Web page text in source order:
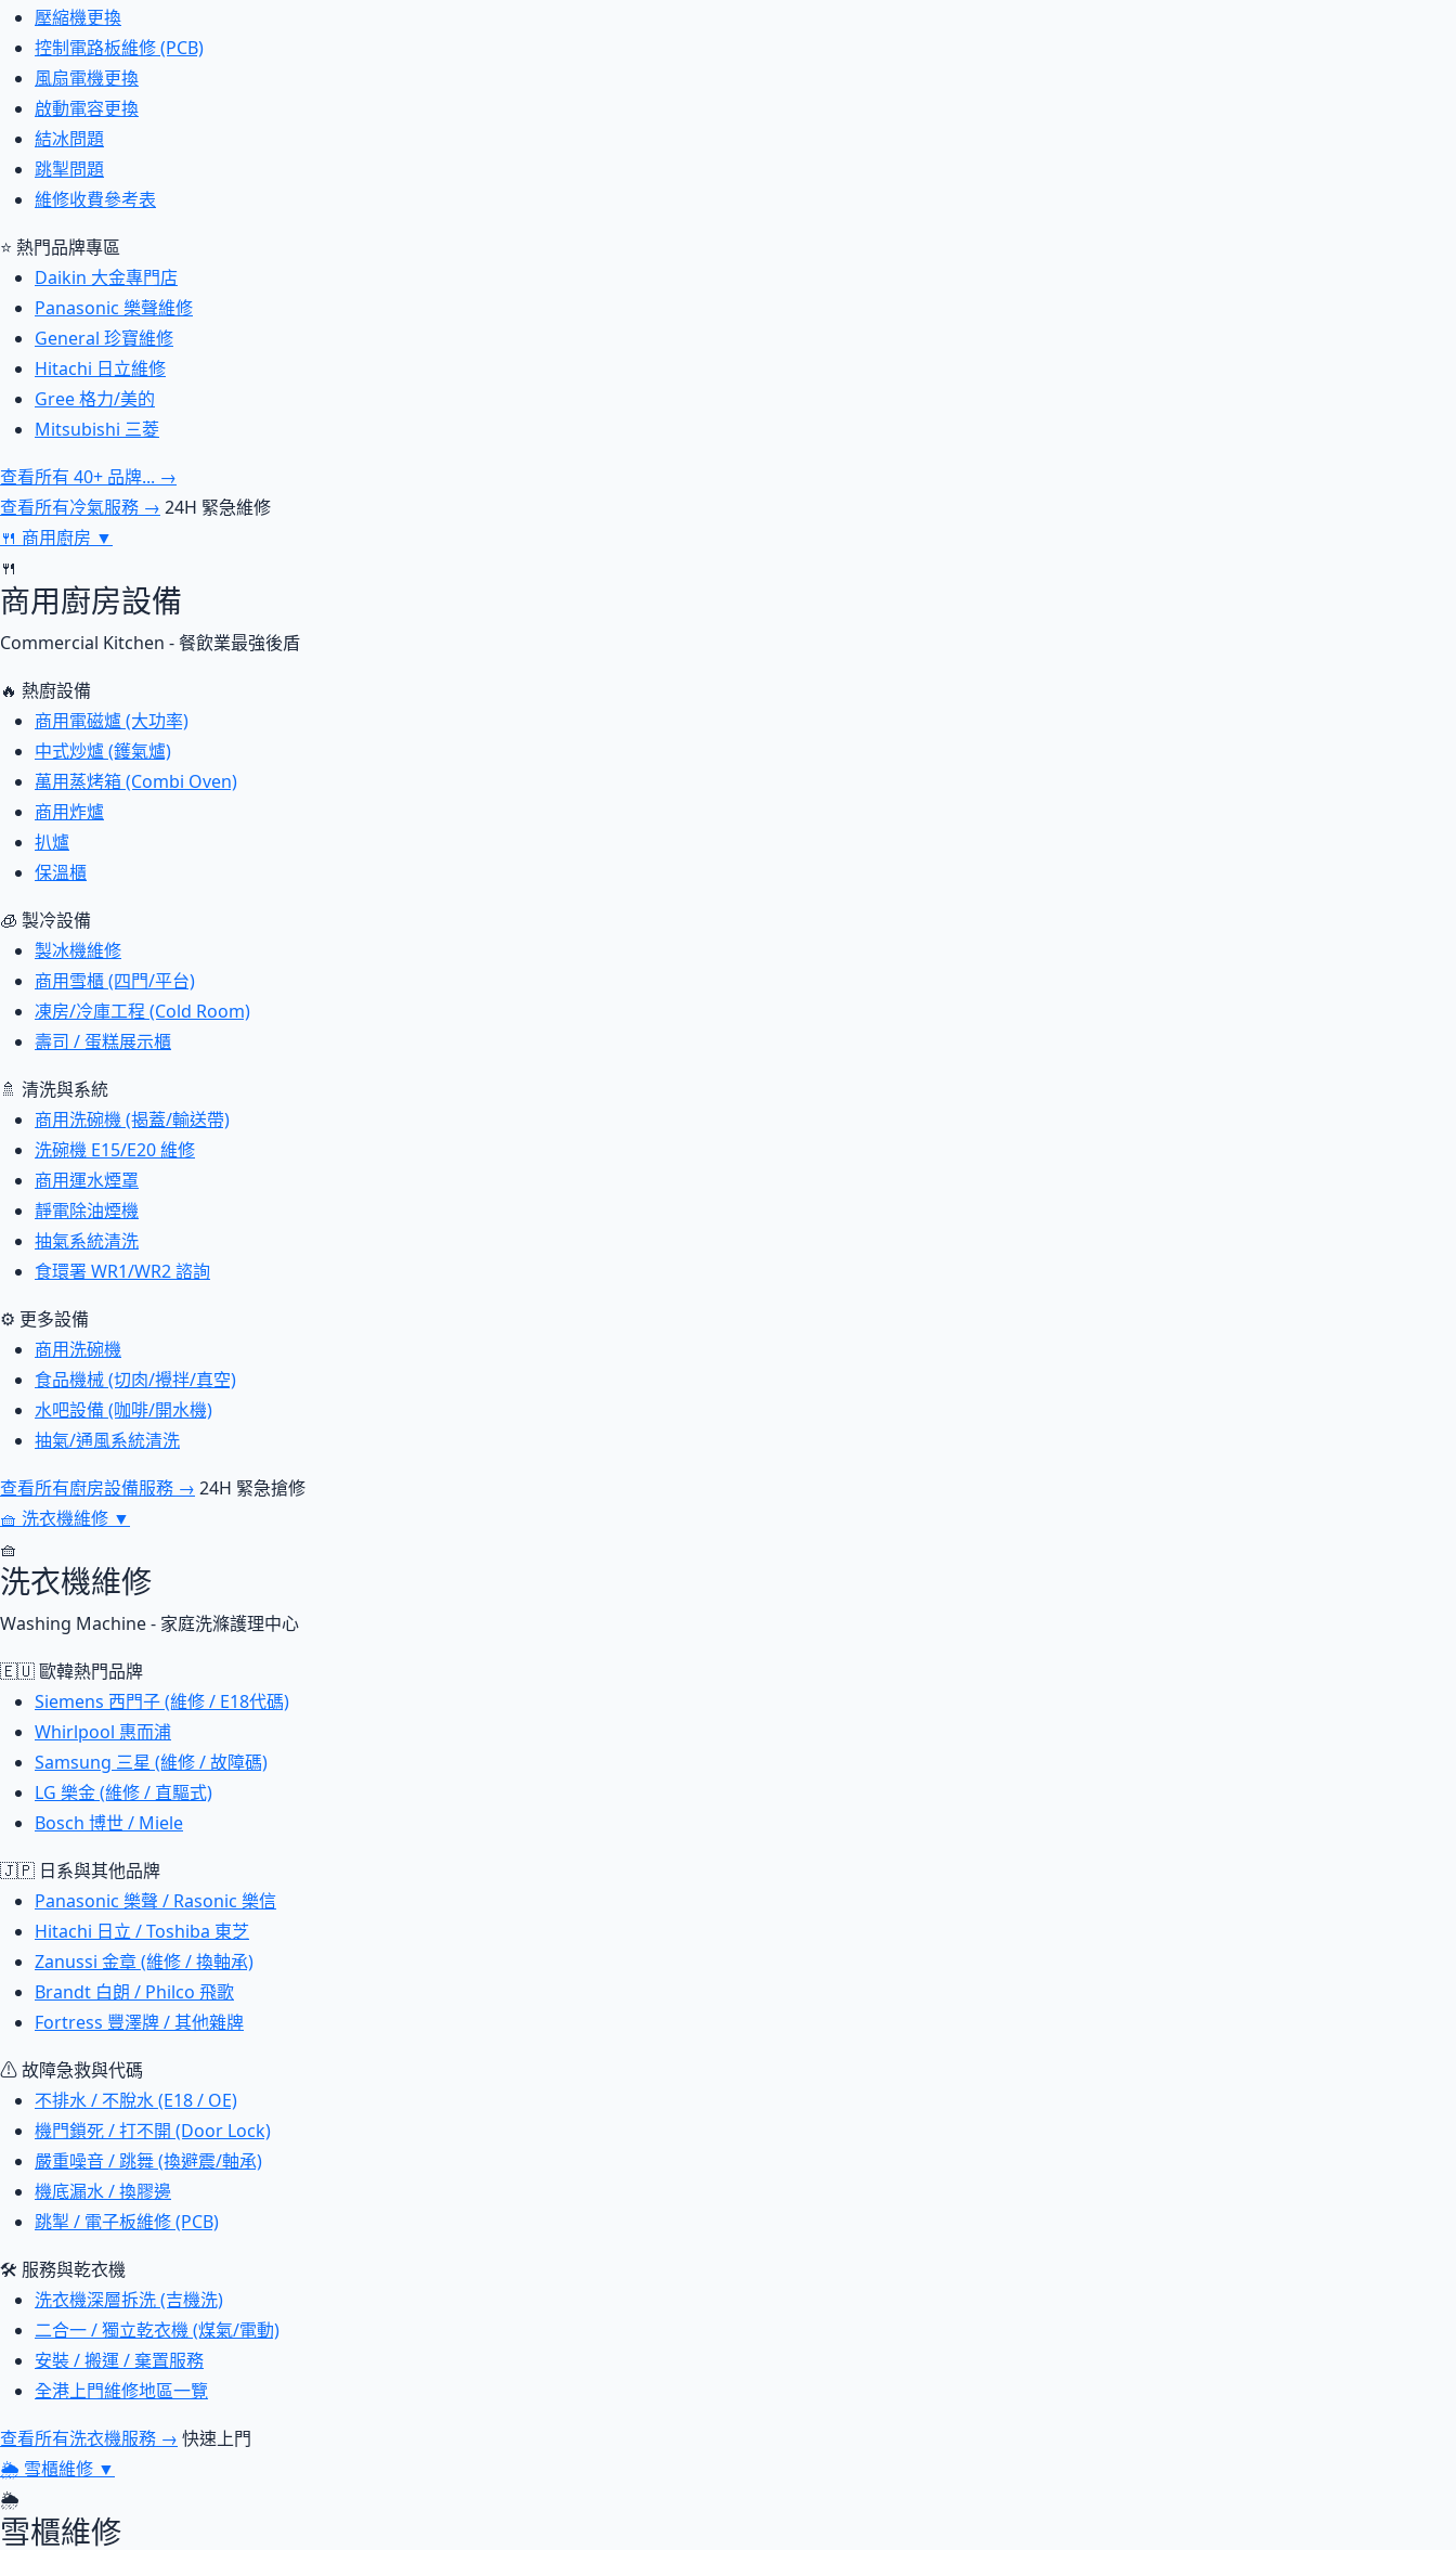
壓縮機更換
控制電路板維修 (PCB)
風扇電機更換
啟動電容更換
結冰問題
跳掣問題
維修收費參考表
⭐ 熱門品牌專區
Daikin 大金專門店
Panasonic 樂聲維修
General 珍寶維修
Hitachi 日立維修
Gree 格力/美的
Mitsubishi 三菱
查看所有 40+ 品牌... →
查看所有冷氣服務 → 24H 緊急維修
🍴 商用廚房 ▼
🍴
商用廚房設備
Commercial Kitchen - 餐飲業最強後盾
🔥 熱廚設備
商用電磁爐 (大功率)
中式炒爐 (鑊氣爐)
萬用蒸烤箱 (Combi Oven)
商用炸爐
扒爐
保溫櫃
🧊 製冷設備
製冰機維修
商用雪櫃 (四門/平台)
凍房/冷庫工程 (Cold Room)
壽司 / 蛋糕展示櫃
🚿 清洗與系統
商用洗碗機 (揭蓋/輸送帶)
洗碗機 E15/E20 維修
商用運水煙罩
靜電除油煙機
抽氣系統清洗
食環署 WR1/WR2 諮詢
⚙ 更多設備
商用洗碗機
食品機械 (切肉/攪拌/真空)
水吧設備 (咖啡/開水機)
抽氣/通風系統清洗
查看所有廚房設備服務 → 24H 緊急搶修
🧺 洗衣機維修 ▼
🧺
洗衣機維修
Washing Machine - 家庭洗滌護理中心
🇪🇺 歐韓熱門品牌
Siemens 西門子 (維修 / E18代碼)
Whirlpool 惠而浦
Samsung 三星 (維修 / 故障碼)
LG 樂金 (維修 / 直驅式)
Bosch 博世 / Miele
🇯🇵 日系與其他品牌
Panasonic 樂聲 / Rasonic 樂信
Hitachi 日立 / Toshiba 東芝
Zanussi 金章 (維修 / 換軸承)
Brandt 白朗 / Philco 飛歌
Fortress 豐澤牌 / 其他雜牌
⚠ 故障急救與代碼
不排水 / 不脫水 (E18 / OE)
機門鎖死 / 打不開 (Door Lock)
嚴重噪音 / 跳舞 (換避震/軸承)
機底漏水 / 換膠邊
跳掣 / 電子板維修 (PCB)
🛠 服務與乾衣機
洗衣機深層拆洗 (吉機洗)
二合一 / 獨立乾衣機 (煤氣/電動)
安裝 / 搬運 / 棄置服務
全港上門維修地區一覽
查看所有洗衣機服務 → 快速上門
🌦 雪櫃維修 ▼
🌦
雪櫃維修